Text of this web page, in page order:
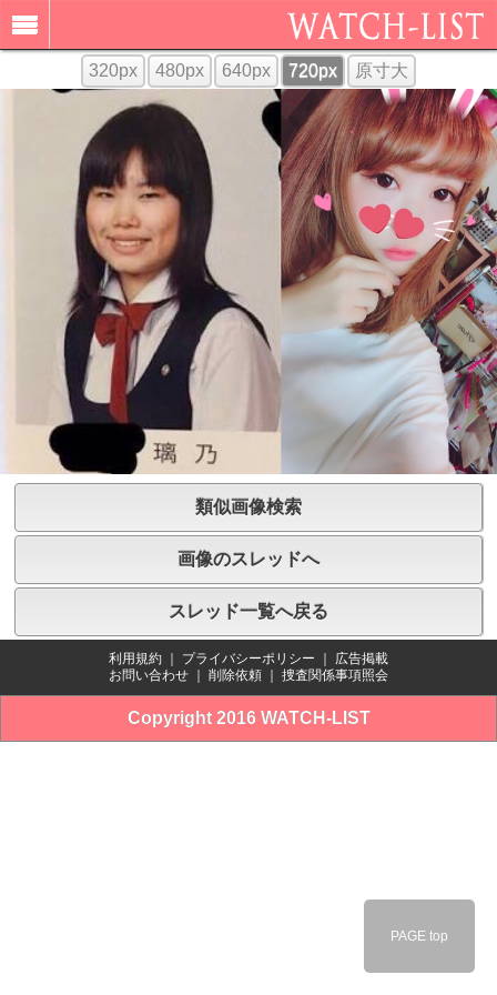
320px 480px 640px 720px 原寸大
類似画像検索
画像のスレッドへ
スレッド一覧へ戻る
利用規約 プライバシーポリシー
広告掲載
お問い合わせ
削除依頼 捜査関係事項照会
Copyright 2016 WATCH-LIST
PAGE top